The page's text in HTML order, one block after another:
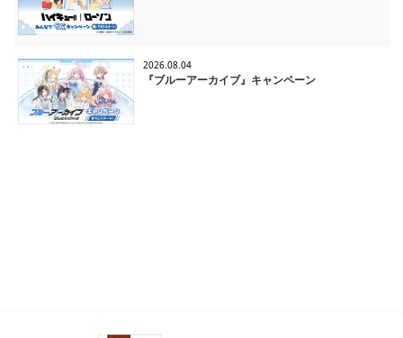
2026.08.04
『ブルーアーカイブ』キャンペーン